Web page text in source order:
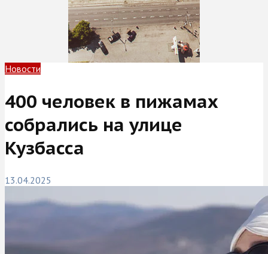
Новости
400 человек в пижамах
собрались на улице
Кузбасса
13.04.2025